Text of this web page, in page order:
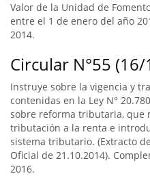
Valor de la Unidad de
entre el 1 de enero del año
2014.
Circular N°55
Instruye sobre la vigencia y
contenidas en la Ley N°
sobre reforma tributaria, que
tributación a la renta e
sistema tributario. (Extracto
Oficial de 21.10.2014).
2016.